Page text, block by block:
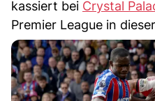
kassiert bei Crystal
Premier League in